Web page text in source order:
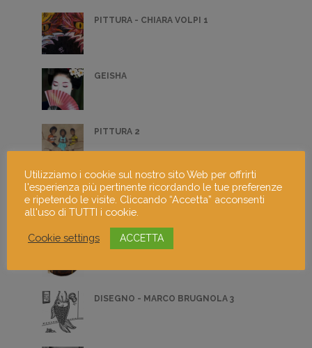
PITTURA - CHIARA VOLPI 1
GEISHA
PITTURA 2
SCULTURA - KATERYNA VESHTAK 2
SCULTURA - IRENE RUSSO 1
DISEGNO - MARCO BRUGNOLA 3
Utilizziamo i cookie sul nostro sito Web per offrirti
l'esperienza più pertinente ricordando le tue preferenze
e ripetendo le visite. Cliccando “Accetta” acconsenti
all'uso di TUTTI i cookie.
Cookie settings ACCETTA